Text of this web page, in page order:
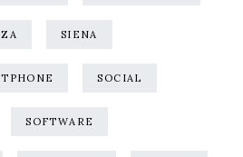
SIENA
SOCIAL
SOFTWARE